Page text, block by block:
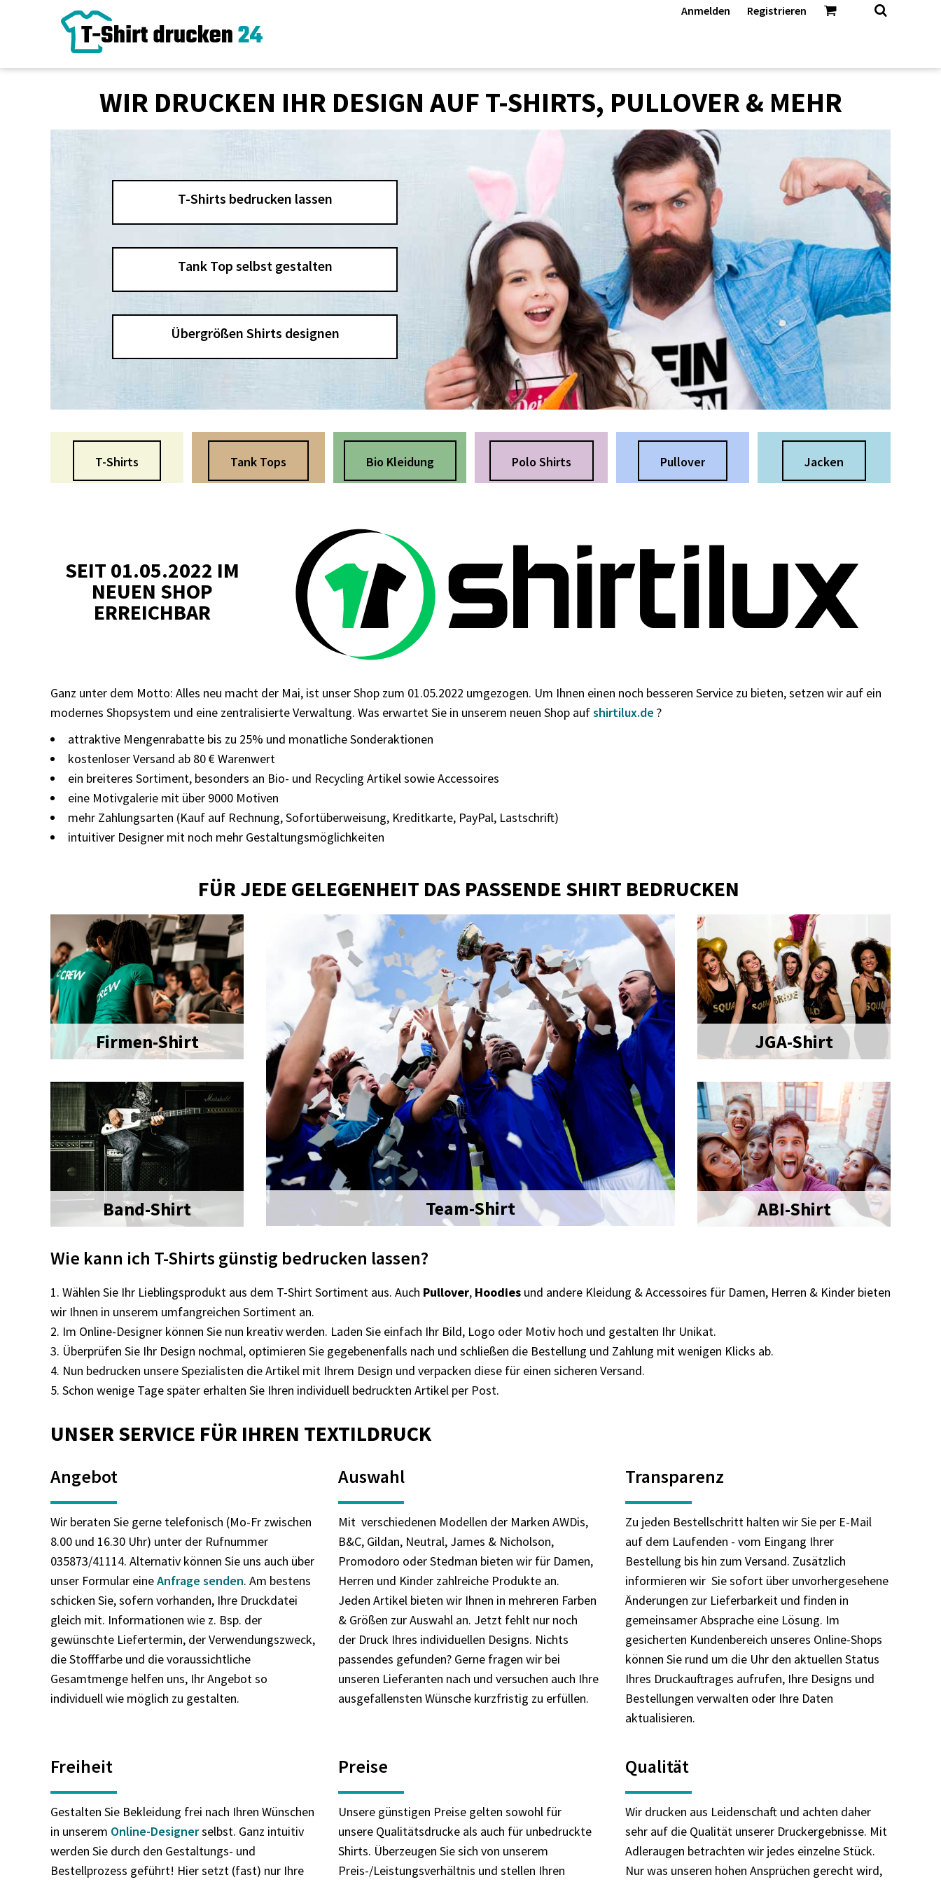
Anmelden Registrieren
WIR DRUCKEN IHR DESIGN AUF T-SHIRTS, PULLOVER & MEHR
T-Shirts bedrucken lassen
Tank Top selbst gestalten
Übergrößen Shirts designen
T-Shirts Tank Tops Bio Kleidung Polo Shirts Pullover Jacken
SEIT 01.05.2022 IM
NEUEN SHOP
ERREICHBAR
Ganz unter dem Motto: Alles neu macht der Mai, ist unser Shop zum 01.05.2022 umgezogen. Um Ihnen einen noch besseren Service zu bieten, setzen wir auf ein
modernes Shopsystem und eine zentralisierte Verwaltung. Was erwartet Sie in unserem neuen Shop aufshirtilux.de ?
attraktive Mengenrabatte bis zu 25% und monatliche Sonderaktionen
kostenloser Versand ab 80 € Warenwert
ein breiteres Sortiment, besonders an Bio- und Recycling Artikel sowie Accessoires
eine Motivgalerie mit über 9000 Motiven
mehr Zahlungsarten (Kauf auf Rechnung, Sofortüberweisung, Kreditkarte, PayPal, Lastschrift)
intuitiver Designer mit noch mehr Gestaltungsmöglichkeiten
FÜR JEDE GELEGENHEIT DAS PASSENDE SHIRT BEDRUCKEN
Firmen-Shirt
Band-Shirt Team-Shirt
JGA-Shirt
ABI-Shirt
Wie kann ich T-Shirts günstig bedrucken lassen?
Wählen Sie Ihr Lieblingsprodukt aus dem T-Shirt Sortiment aus. Auch Pullover, Hoodies und andere Kleidung & Accessoires für Damen, Herren & Kinder bieten
wir Ihnen in unserem umfangreichen Sortiment an.
Im Online-Designer können Sie nun kreativ werden. Laden Sie einfach Ihr Bild, Logo oder Motiv hoch und gestalten Ihr Unikat.
Überprüfen Sie Ihr Design nochmal, optimieren Sie gegebenenfalls nach und schließen die Bestellung und Zahlung mit wenigen Klicks ab.
Nun bedrucken unsere Spezialisten die Artikel mit Ihrem Design und verpacken diese für einen sicheren Versand.
Schon wenige Tage später erhalten Sie Ihren individuell bedruckten Artikel per Post.
UNSER SERVICE FÜR IHREN TEXTILDRUCK
Angebot
Wir beraten Sie gerne telefonisch (Mo-Fr zwischen
8.00 und 16.30 Uhr) unter der Rufnummer
035873/41114. Alternativ können Sie uns auch über
unser Formular eineAnfrage senden. Am bestens
schicken Sie, sofern vorhanden, Ihre Druckdatei
gleich mit. Informationen wie z. Bsp. der
gewünschte Liefertermin, der Verwendungszweck,
die Stofffarbe und die voraussichtliche
Gesamtmenge helfen uns, Ihr Angebot so
individuell wie möglich zu gestalten.
Auswahl
Mit verschiedenen Modellen der Marken AWDis,
B&C, Gildan, Neutral, James & Nicholson,
Promodoro oder Stedman bieten wir für Damen,
Herren und Kinder zahlreiche Produkte an.
Jeden Artikel bieten wir Ihnen in mehreren Farben
& Größen zur Auswahl an. Jetzt fehlt nur noch
der Druck Ihres individuellen Designs. Nichts
passendes gefunden? Gerne fragen wir bei
unseren Lieferanten nach und versuchen auch Ihre
ausgefallensten Wünsche kurzfristig zu erfüllen.
Transparenz
Zu jeden Bestellschritt halten wir Sie per E-Mail
auf dem Laufenden - vom Eingang Ihrer
Bestellung bis hin zum Versand. Zusätzlich
informieren wir Sie sofort über unvorhergesehene
Änderungen zur Lieferbarkeit und finden in
gemeinsamer Absprache eine Lösung. Im
gesicherten Kundenbereich unseres Online-Shops
können Sie rund um die Uhr den aktuellen Status
Ihres Druckauftrages aufrufen, Ihre Designs und
Bestellungen verwalten oder Ihre Daten
aktualisieren.
Freiheit
Gestalten Sie Bekleidung frei nach Ihren Wünschen
in unserem Online-Designerselbst. Ganz intuitiv
werden Sie durch den Gestaltungs- und
Bestellprozess geführt! Hier setzt (fast) nur Ihre
Preise
Unsere günstigen Preise gelten sowohl für
unsere Qualitätsdrucke als auch für unbedruckte
Shirts. Überzeugen Sie sich von unserem
Preis-/Leistungsverhältnis und stellen Ihren
Qualität
Wir drucken aus Leidenschaft und achten daher
sehr auf die Qualität unserer Druckergebnisse. Mit
Adleraugen betrachten wir jedes einzelne Stück.
Nur was unseren hohen Ansprüchen gerecht wird,
ANMELDEN
REGISTRIEREN
WARENKORB: 0 ARTIKEL